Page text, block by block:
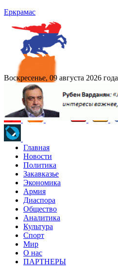
Еркрамас
Воскресенье, 09 августа 2026 года
Главная
Новости
Политика
Закавказье
Экономика
Армия
Диаспора
Общество
Аналитика
Культура
Спорт
Мир
О нас
ПАРТНЕРЫ